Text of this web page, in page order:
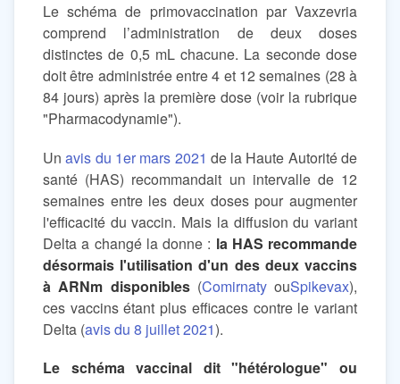
Le schéma de primovaccination par Vaxzevria
comprend l’administration de deux doses
distinctes de 0,5 mL chacune. La seconde dose
doit être administrée entre 4 et 12 semaines (28 à
84 jours) après la première dose (voir la rubrique
"Pharmacodynamie").
Unavis du 1er mars 2021 de la Haute Autorité de
santé (HAS) recommandait un intervalle de 12
semaines entre les deux doses pour augmenter
l'efficacité du vaccin. Mais la diffusion du variant
Delta a changé la donne : la HAS recommande
désormais l'utilisation d'un des deux vaccins
à ARNm disponibles(ComirnatyouSpikevax),
ces vaccins étant plus efficaces contre le variant
Delta (avis du 8 juillet 2021).
Le schéma vaccinal dit "hétérologue" ou